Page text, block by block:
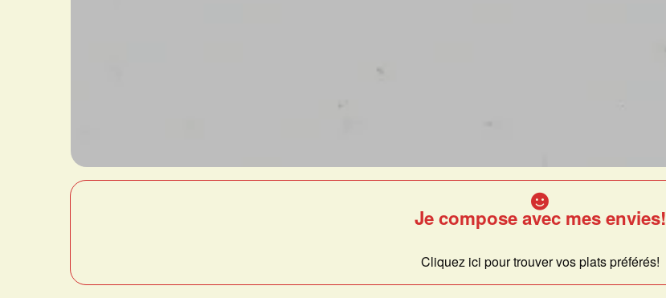
Je compose avec mes envies!
Cliquez ici pour trouver vos plats préférés!